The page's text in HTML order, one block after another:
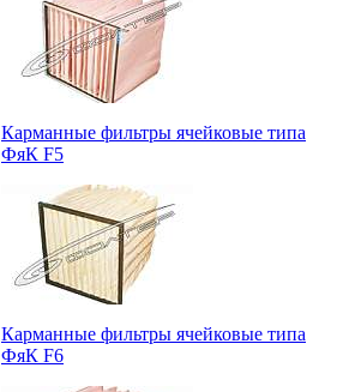
Карманные фильтры ячейковые типа
ФяК F5
Карманные фильтры ячейковые типа
ФяК F6